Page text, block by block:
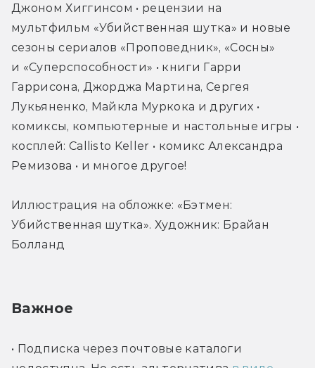
Джоном Хиггинсом • рецензии на
мультфильм «Убийственная шутка» и новые
сезоны сериалов «Проповедник», «Сосны»
и «Суперспособности» • книги Гарри
Гаррисона, Джорджа Мартина, Сергея
Лукьяненко, Майкла Муркока и других •
комиксы, компьютерные и настольные игры •
косплей: Callisto Keller • комикс Александра
Ремизова • и многое другое!
Иллюстрация на обложке: «Бэтмен:
Убийственная шутка». Художник: Брайан
Болланд
Важное
• Подписка через почтовые каталоги